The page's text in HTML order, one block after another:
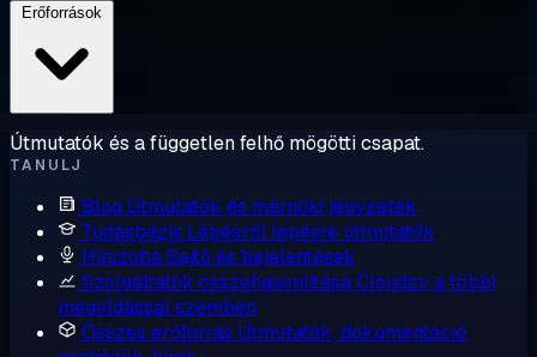
Útmutatók és a független felhő mögötti csapat.
TANULJ
Blog Útmutatók és mérnöki jegyzetek
Tudásbázis Lépésről lépésre útmutatók
HírszobaSajtó és bejelentések
Szolgáltatók összehasonlításaCloudzy a többi
megoldással szemben
Összes erőforrás Útmutatók, dokumentáció,